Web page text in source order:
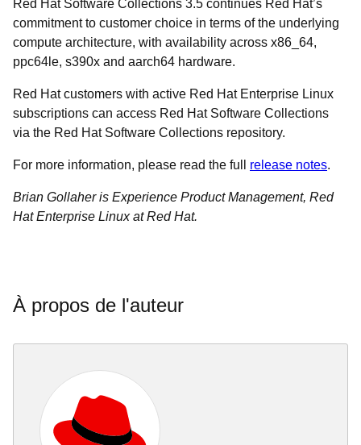
Red Hat Software Collections 3.5 continues Red Hat’s
commitment to customer choice in terms of the underlying
compute architecture, with availability across x86_64,
ppc64le, s390x and aarch64 hardware.
Red Hat customers with active Red Hat Enterprise Linux
subscriptions can access Red Hat Software Collections
via the Red Hat Software Collections repository.
For more information, please read the full release notes.
Brian Gollaher is Experience Product Management, Red
Hat Enterprise Linux at Red Hat.
À propos de l'auteur